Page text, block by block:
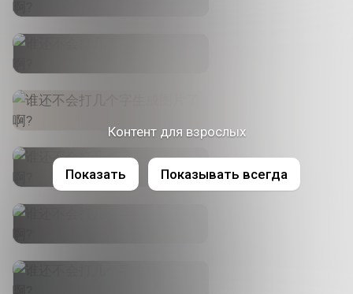
Контент для взрослых
Показать Показывать всегда